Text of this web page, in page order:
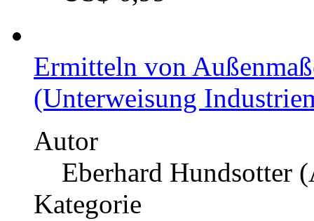
Ermitteln von
(Unterweisung
Autor
Eberhard Hundsotter
Kategorie